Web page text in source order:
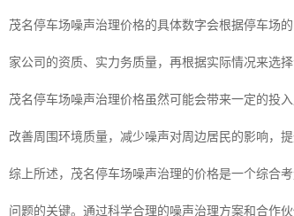
茂名停车场噪声治理价格的具体数字会根据停车场
家公司的资质、实力务质量，再根据实际情况来选择
茂名停车场噪声治理价格虽然可能会带来一定的投
改善周围环境质量，减少噪声对周边居民的影响，提
综上所述，茂名停车场噪声治理的价格是一个综合
问题的关键。通过科学合理的噪声治理方案和合作